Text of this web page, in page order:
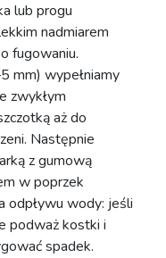
lub progu
nadmiarem
fugowaniu.
mm) wypełniamy
zwykłym
aż do
Następnie
z gumową
w poprzek
odpływu wody: jeśli
podważ kostki i
spadek.